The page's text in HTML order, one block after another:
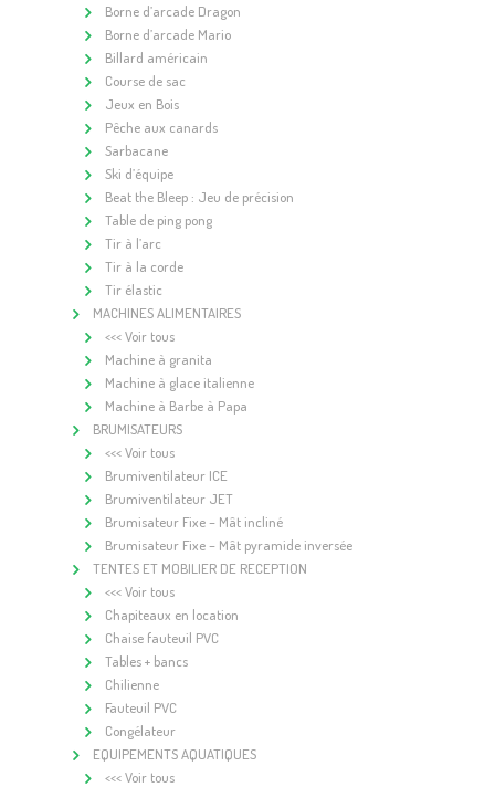
Borne d’arcade Dragon
Borne d’arcade Mario
Billard américain
Course de sac
Jeux en Bois
Pêche aux canards
Sarbacane
Ski d’équipe
Beat the Bleep : Jeu de précision
Table de ping pong
Tir à l’arc
Tir à la corde
Tir élastic
MACHINES ALIMENTAIRES
<<< Voir tous
Machine à granita
Machine à glace italienne
Machine à Barbe à Papa
BRUMISATEURS
<<< Voir tous
Brumiventilateur ICE
Brumiventilateur JET
Brumisateur Fixe – Mât incliné
Brumisateur Fixe – Mât pyramide inversée
TENTES ET MOBILIER DE RECEPTION
<<< Voir tous
Chapiteaux en location
Chaise fauteuil PVC
Tables + bancs
Chilienne
Fauteuil PVC
Congélateur
EQUIPEMENTS AQUATIQUES
<<< Voir tous